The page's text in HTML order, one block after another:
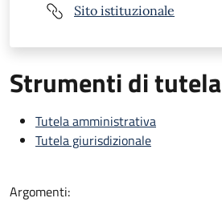
Sito istituzionale
Strumenti di tutela
Tutela amministrativa
Tutela giurisdizionale
Argomenti: